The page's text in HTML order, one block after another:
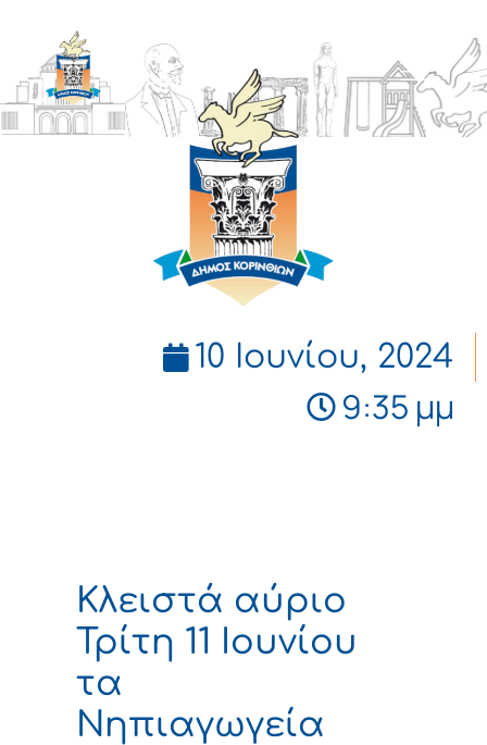
ΔΗΜΟΣ
ΚΟΡΙΝΘΙΩΝ
10 Ιουνίου, 2024
9:35 μμ
Κλειστά αύριο
Τρίτη 11 Ιουνίου
τα
Νηπιαγωγεία